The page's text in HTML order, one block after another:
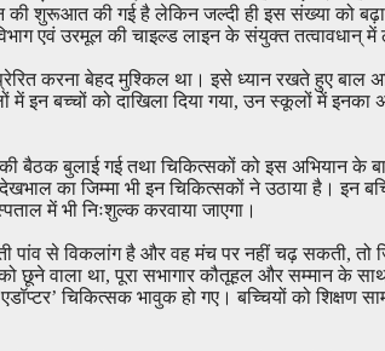
की शुरूआत की गई है लेकिन जल्दी ही इस संख्या को
एवं उरमूल की चाइल्ड लाइन के संयुक्त तत्वावधान् में
करना बेहद मुश्किल था। इसे ध्यान रखते हुए
बच्चों को दाखिला दिया गया, उन स्कूलों में
बैठक बुलाई गई तथा चिकित्सकों को इस अभियान के
का जिम्मा भी इन चिकित्सकों ने उठाया है। इन
में भी निःशुल्क करवाया जाएगा।
पांव से विकलांग है और वह मंच पर नहीं चढ़ सकती,
वाला था, पूरा सभागार कौतूहल और सम्मान के साथ
चिकित्सक भावुक हो गए। बच्चियों को शिक्षण